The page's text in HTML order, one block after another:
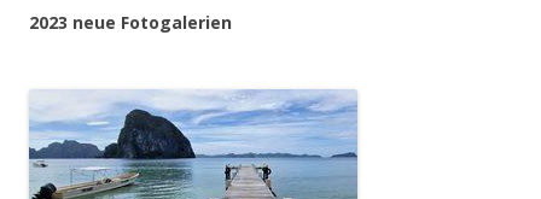
2023 neue Fotogalerien